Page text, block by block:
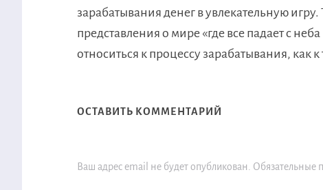
зарабатывания денег в увлекательную
представления о мире «где все падает с
относиться к процессу зарабатывания, как
ОСТАВИТЬ КОММЕНТАРИЙ
Ваш адрес email не будет опубликован. Обязательные